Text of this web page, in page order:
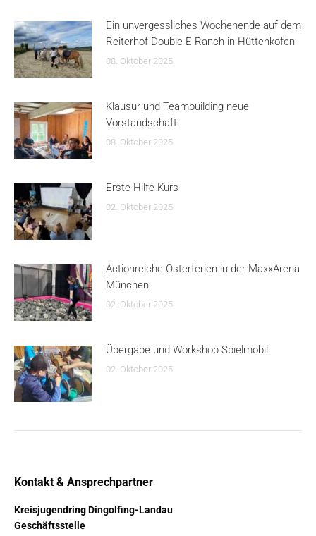
Ein unvergessliches Wochenende auf dem
Reiterhof Double E-Ranch in Hüttenkofen
08. Oktober 2025
Klausur und Teambuilding neue
Vorstandschaft
08. Oktober 2025
Erste-Hilfe-Kurs
02. Oktober 2025
Actionreiche Osterferien in der MaxxArena
München
02. Oktober 2025
Übergabe und Workshop Spielmobil
02. Oktober 2025
Kontakt & Ansprechpartner
Kreisjugendring Dingolfing-Landau
Geschäftsstelle